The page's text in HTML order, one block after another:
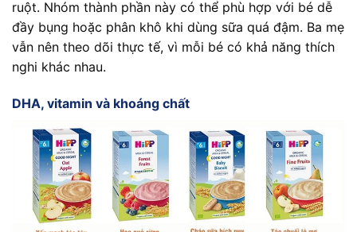
ruột. Nhóm thành phần này có thể phù hợp với bé dễ
đầy bụng hoặc phân khô khi dùng sữa quá đậm. Ba mẹ
vẫn nên theo dõi thực tế, vì mỗi bé có khả năng thích
nghi khác nhau.
DHA, vitamin và khoáng chất